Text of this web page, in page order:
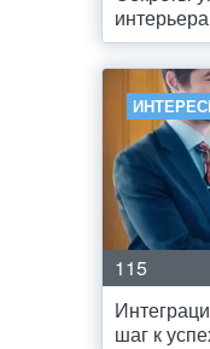
115
шаг к